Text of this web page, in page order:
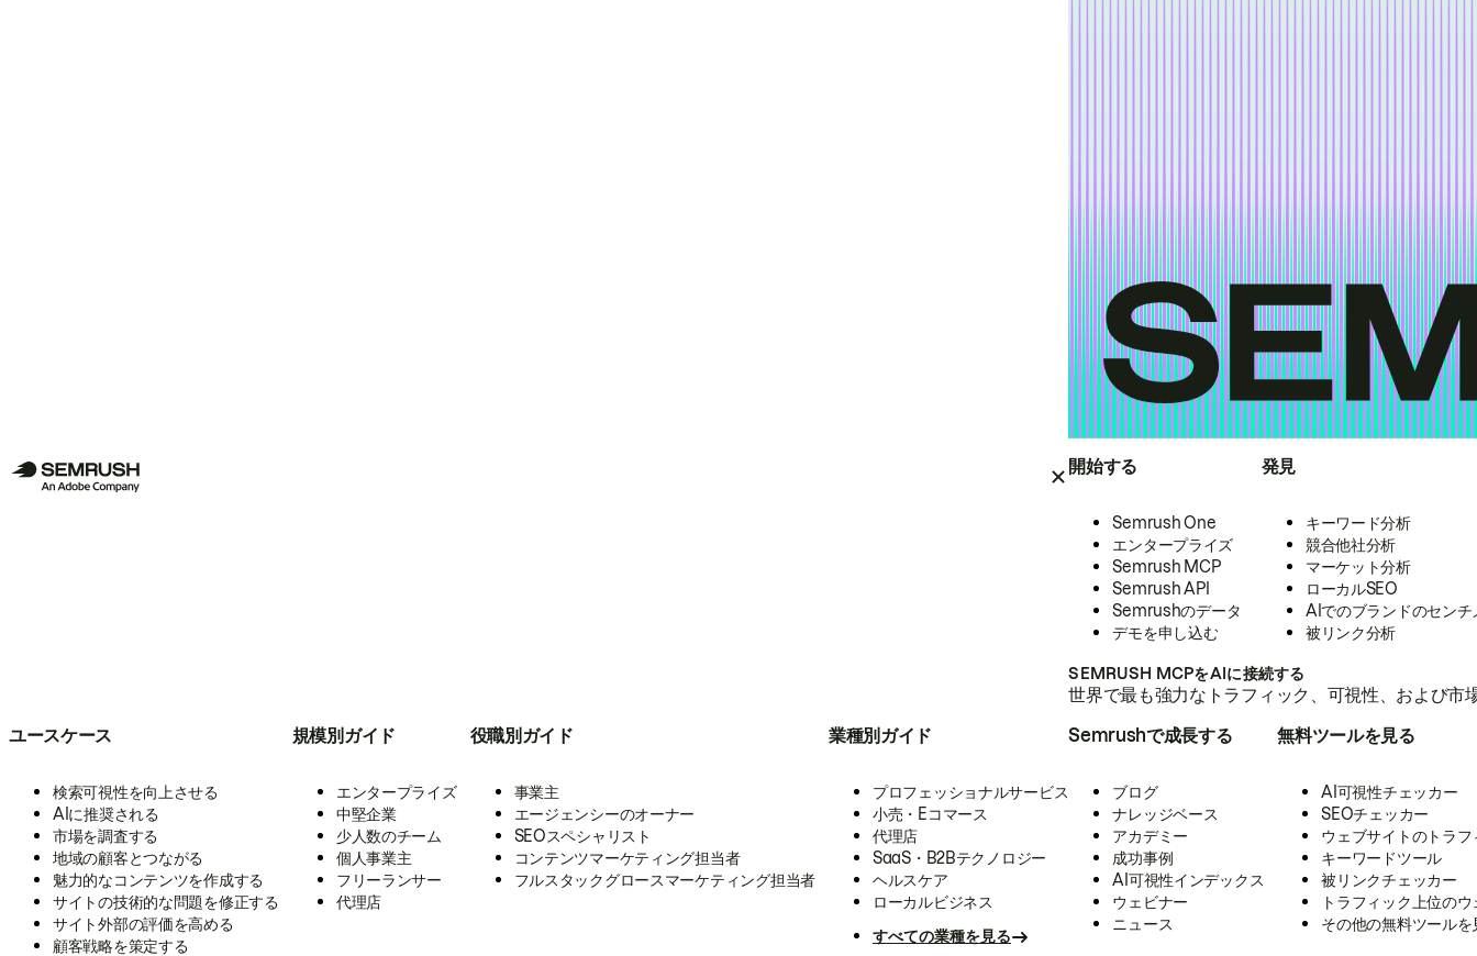
開始する
Semrush One
エンタープライズ
Semrush MCP
Semrush API
Semrushのデータ
デモを申し込む
発見
キーワード分析
競合他社分析
マーケット分析
ローカルSEO
AIでのブランドのセンチ
被リンク分析
SEMRUSH MCPをAIに接続する
世界で最も強力なトラフィック、可視性、および
ユースケース
検索可視性を向上させる
AIに推奨される
市場を調査する
地域の顧客とつながる
魅力的なコンテンツを作成する
サイトの技術的な問題を修正する
サイト外部の評価を高める
顧客戦略を策定する
規模別ガイド
エンタープライズ
中堅企業
少人数のチーム
個人事業主
フリーランサー
代理店
役職別ガイド
事業主
エージェンシーのオーナー
SEOスペシャリスト
コンテンツマーケティング担当者
フルスタックグロースマーケティング担当者
業種別ガイド
プロフェッショナルサービス
小売・Eコマース
代理店
SaaS・B2Bテクノロジー
ヘルスケア
ローカルビジネス
すべての業種を見る
Semrushで成長する
ブログ
ナレッジベース
アカデミー
成功事例
AI可視性インデックス
ウェビナー
ニュース
無料ツールを見る
AI可視性チェッカー
SEOチェッカー
ウェブサイトのトラ
キーワードツール
被リンクチェッカー
トラフィック上位の
その他の無料ツールを